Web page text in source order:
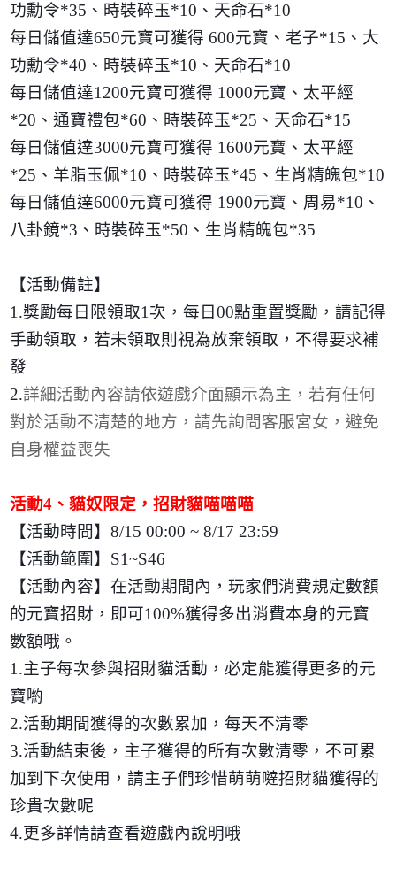
功勳令*35 、時裝碎玉*10 、天命石*10
每日儲值達650元寶可獲得600元寶、老子*15 、大
功勳令*40 、時裝碎玉*10 、天命石*10
每日儲值達1200元寶可獲得 1000元寶、太平經
*20 、通寶禮包*60 、時裝碎玉*25 、天命石*15
每日儲值達3000元寶可獲得 1600元寶、太平經
*25 、羊脂玉佩*10 、時裝碎玉*45 、生肖精魄包*10
每日儲值達6000元寶可獲得 1900元寶、周易*10 、
八卦鏡*3 、時裝碎玉*50 、生肖精魄包*35
【活動備註】
1.獎勵每日限領取1次，每日00點重置獎勵，請記得
手動領取，若未領取則視為放棄領取，不得要求補
發
2.詳細活動內容請依遊戲介面顯示為主，若有任何
對於活動不清楚的地方，請先詢問客服宮女，避免
自身權益喪失
活動4 、貓奴限定，招財貓喵喵喵
【活動時間】8/15 00:00 ~ 8/17 23:59
【活動範圍】 S1~S46
【活動內容】在活動期間內，玩家們消費規定數額
的元寶招財，即可100%獲得多出消費本身的元寶
數額哦。
1.主子每次參與招財貓活動，必定能獲得更多的元
寶喲
2.活動期間獲得的次數累加，每天不清零
3.活動結束後，主子獲得的所有次數清零，不可累
加到下次使用，請主子們珍惜萌萌噠招財貓獲得的
珍貴次數呢
4.更多詳情請查看遊戲內說明哦